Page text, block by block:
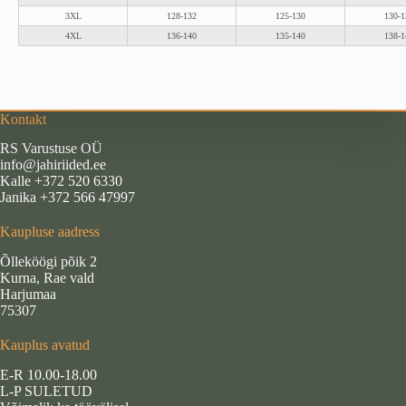
3XL
128-132 125-130
130-
4XL
136-140 135-140 138-
Kontakt
RS Varustuse OÜ
info@jahiriided.ee
Kalle +372 520 6330
Janika +372 566 47997
Kaupluse aadress
Õlleköögi põik 2
Kurna, Rae vald
Harjumaa
75307
Kauplus avatud
E-R 10.00-18.00
L-P SULETUD